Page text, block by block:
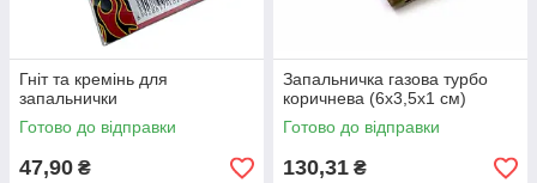
Гніт та кремінь для
запальнички
Готово до відправки
47,90 ₴
Запальничка газова турбо
коричнева (6х3,5х1 см)
Готово до відправки
130,31 ₴